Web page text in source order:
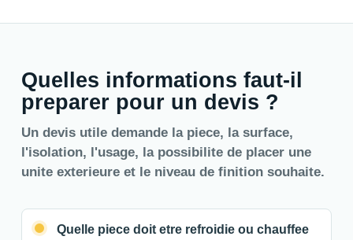
Quelles informations faut-il
preparer pour un devis ?
Un devis utile demande la piece, la surface,
l'isolation, l'usage, la possibilite de placer une
unite exterieure et le niveau de finition souhaite.
Quelle piece doit etre refroidie ou chauffee